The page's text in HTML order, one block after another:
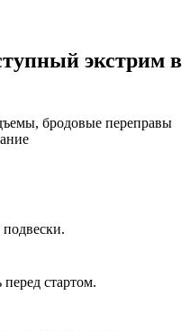
экстрим в
бродовые переправы
стартом.